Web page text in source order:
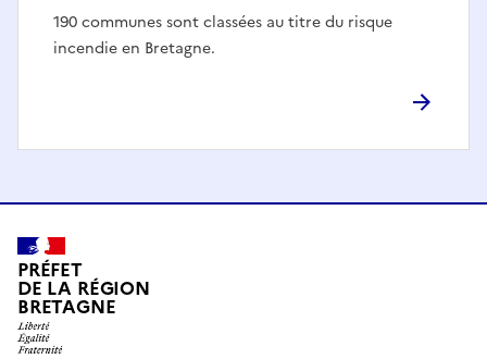
190 communes sont classées au titre du risque
incendie en Bretagne.
PRÉFET
DE LA RÉGION
BRETAGNE